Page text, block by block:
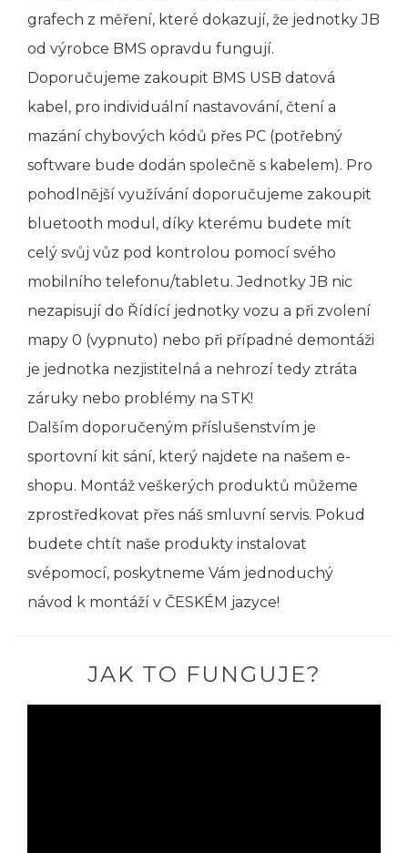
grafech z měření, které dokazují, že jednotky JB
od výrobce BMS opravdu fungují.
Doporučujeme zakoupit BMS USB datová
kabel, pro individuální nastavování, čtení a
mazání chybových kódů přes PC (potřebný
software bude dodán společně s kabelem). Pro
pohodlnější využívání doporučujeme zakoupit
bluetooth modul, díky kterému budete mít
celý svůj vůz pod kontrolou pomocí svého
mobilního telefonu/tabletu. Jednotky JB nic
nezapisují do Řídící jednotky vozu a při zvolení
mapy 0 (vypnuto) nebo při případné demontáži
je jednotka nezjistitelná a nehrozí tedy ztráta
záruky nebo problémy na STK!
Dalším doporučeným příslušenstvím je
sportovní kit sání, který najdete na našem e-
shopu. Montáž veškerých produktů můžeme
zprostředkovat přes náš smluvní servis. Pokud
budete chtít naše produkty instalovat
svépomocí, poskytneme Vám jednoduchý
návod k montáží v ČESKÉM jazyce!
JAK TO FUNGUJE?